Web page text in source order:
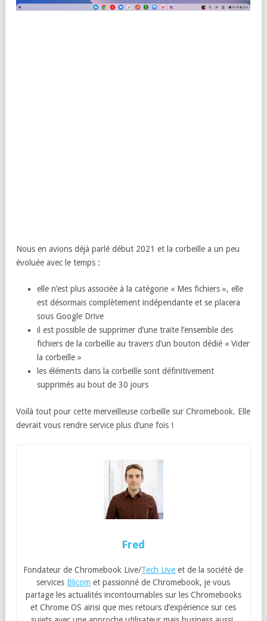
Nous en avions déjà parlé début 2021 et la corbeille a un peu
évoluée avec le temps :
elle n’est plus associée à la catégorie « Mes fichiers », elle
est désormais complètement indépendante et se placera
sous Google Drive
il est possible de supprimer d’une traite l’ensemble des
fichiers de la corbeille au travers d’un bouton dédié « Vider
la corbeille »
les éléments dans la corbeille sont définitivement
supprimés au bout de 30 jours
Voilà tout pour cette merveilleuse corbeille sur Chromebook. Elle
devrait vous rendre service plus d’une fois !
Fred
Fondateur de Chromebook Live/Tech Live et de la société de
services Blicom et passionné de Chromebook, je vous
partage les actualités incontournables sur les Chromebooks
et Chrome OS ainsi que mes retours d’expérience sur ces